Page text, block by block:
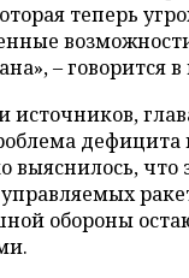
теперь
– говорится
выяснилось, что
обороны